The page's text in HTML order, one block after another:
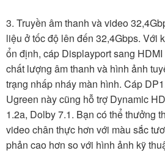
3. Truyền âm thanh và video
liệu ở tốc độ lên đến 32,4Gbps. Với
ổn định, cáp Displayport sang
chất lượng âm thanh và hình ảnh
trạng nhấp nháy màn hình. Cáp
Ugreen này cũng hỗ trợ Dynamic
1.2a, Dolby 7.1. Bạn có thể thưởng
video chân thực hơn với màu sắc
phản cao hơn so với hình ảnh kỹ